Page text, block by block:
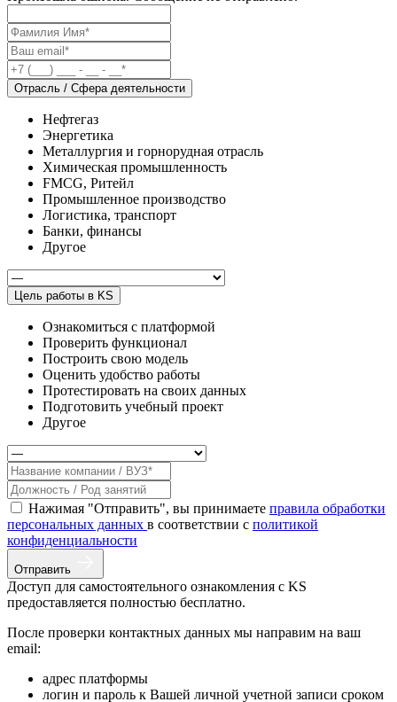
Отрасль / Сфера деятельности
Нефтегаз
Энергетика
Металлургия и горнорудная отрасль
Химическая промышленность
FMCG, Ритейл
Промышленное производство
Логистика, транспорт
Банки, финансы
Другое
Цель работы в KS
Ознакомиться с платформой
Проверить функционал
Построить свою модель
Оценить удобство работы
Протестировать на своих данных
Подготовить учебный проект
Другое
Нажимая "Отправить", вы принимаете правила обработки
персональных данных в соответствии с политикой
конфиденциальности
Отправить
Доступ для самостоятельного ознакомления с KS
предоставляется полностью бесплатно.
После проверки контактных данных мы направим на ваш
email:
адрес платформы
логин и пароль к Вашей личной учетной записи сроком